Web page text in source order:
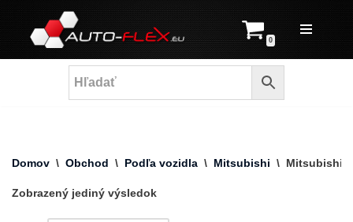
Prejsť
na
0
Domov \ Obchod \ Podľa vozidla \ Mitsubishi \ Mitsubishi
Zobrazený jediný výsledok